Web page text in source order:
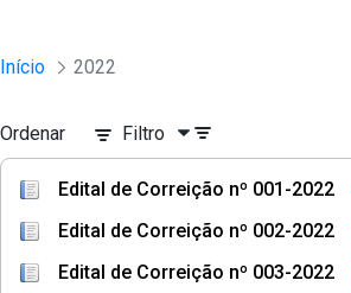
Início 2022
Ordenar Filtro
Edital de Correição nº 001-2022
Edital de Correição nº 002-2022
Edital de Correição nº 003-2022